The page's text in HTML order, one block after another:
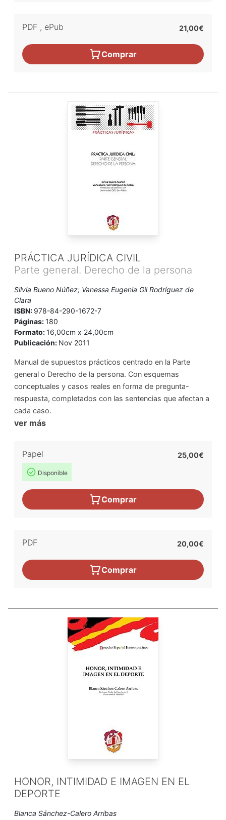
PDF , ePub 21,00€
Comprar
PRÁCTICA JURÍDICA CIVIL
Parte general. Derecho de la persona
Silvia Bueno Núñez; Vanessa Eugenia Gil Rodríguez de
Clara
ISBN: 978-84-290-1672-7
Páginas:180
Formato:16,00cm x 24,00cm
Publicación: Nov 2011
Manual de supuestos prácticos centrado en la Parte
general o Derecho de la persona. Con esquemas
conceptuales y casos reales en forma de pregunta-
respuesta, completados con las sentencias que afectan a
cada caso.
ver más
Papel
Disponible
25,00€
Comprar
PDF 20,00€
Comprar
HONOR, INTIMIDAD E IMAGEN EN EL
DEPORTE
Blanca Sánchez-Calero Arribas